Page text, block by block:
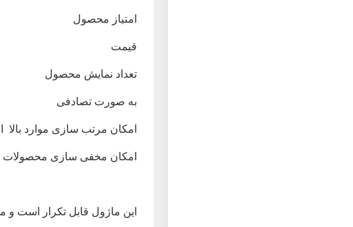
امتیاز محصول
قیمت
تعداد نمایش محصول
به صورت تصادفی
امکان مرتب سازی موارد بالا
امکان مخفی سازی محصولات
این ماژول قابل تکرار است و